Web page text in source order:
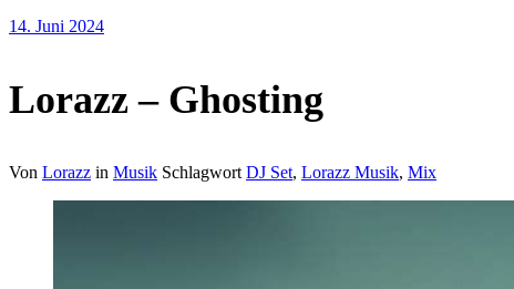
14. Juni 2024
Lorazz – Ghosting
Von Lorazz in Musik Schlagwort DJ Set, Lorazz Musik, Mix